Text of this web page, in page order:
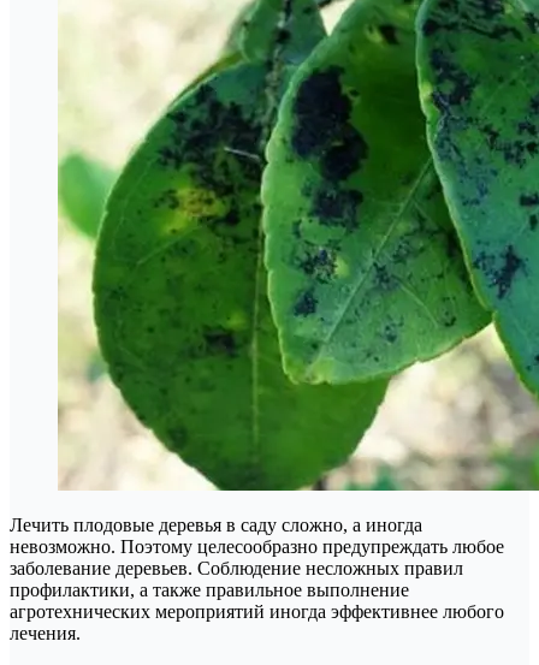
Лечить плодовые деревья в саду сложно, а иногда
невозможно. Поэтому целесообразно предупреждать любое
заболевание деревьев. Соблюдение несложных правил
профилактики, а также правильное выполнение
агротехнических мероприятий иногда эффективнее любого
лечения.